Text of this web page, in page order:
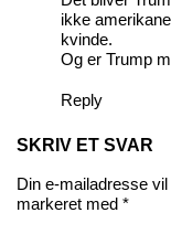
ikke
kvinde.
Og er Trump
Reply
SKRIV ET SVAR
Din e-mailadresse
markeret med *